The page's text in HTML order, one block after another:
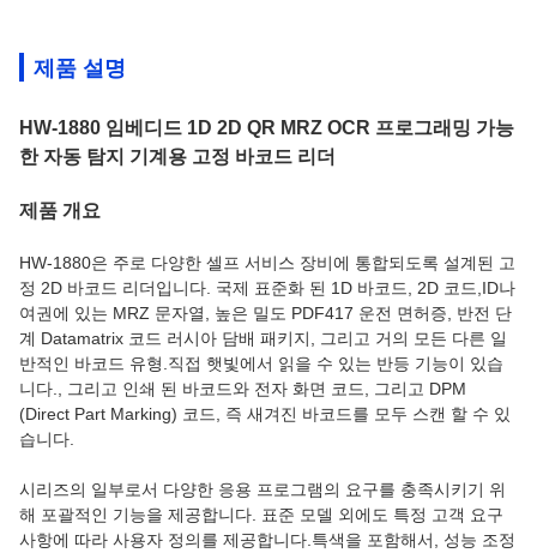
제품 설명
HW-1880 임베디드 1D 2D QR MRZ OCR 프로그래밍 가능
한 자동 탐지 기계용 고정 바코드 리더
제품 개요
HW-1880은 주로 다양한 셀프 서비스 장비에 통합되도록 설계된 고
정 2D 바코드 리더입니다. 국제 표준화 된 1D 바코드, 2D 코드,ID나
여권에 있는 MRZ 문자열, 높은 밀도 PDF417 운전 면허증, 반전 단
계 Datamatrix 코드 러시아 담배 패키지, 그리고 거의 모든 다른 일
반적인 바코드 유형.직접 햇빛에서 읽을 수 있는 반등 기능이 있습
니다., 그리고 인쇄 된 바코드와 전자 화면 코드, 그리고 DPM
(Direct Part Marking) 코드, 즉 새겨진 바코드를 모두 스캔 할 수 있
습니다.
시리즈의 일부로서 다양한 응용 프로그램의 요구를 충족시키기 위
해 포괄적인 기능을 제공합니다. 표준 모델 외에도 특정 고객 요구
사항에 따라 사용자 정의를 제공합니다.특색을 포함해서, 성능 조정